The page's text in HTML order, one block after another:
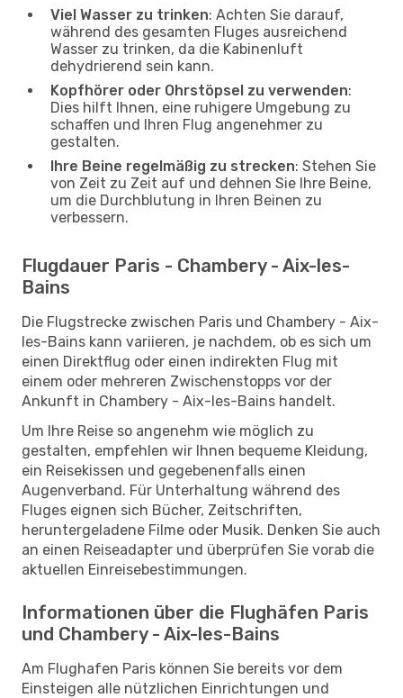
Viel Wasser zu trinken: Achten Sie darauf,
während des gesamten Fluges ausreichend
Wasser zu trinken, da die Kabinenluft
dehydrierend sein kann.
Kopfhörer oder Ohrstöpsel zu verwenden:
Dies hilft Ihnen, eine ruhigere Umgebung zu
schaffen und Ihren Flug angenehmer zu
gestalten.
Ihre Beine regelmäßig zu strecken: Stehen Sie
von Zeit zu Zeit auf und dehnen Sie Ihre Beine,
um die Durchblutung in Ihren Beinen zu
verbessern.
Flugdauer Paris - Chambery - Aix-les-
Bains
Die Flugstrecke zwischen Paris und Chambery - Aix-
les-Bains kann variieren, je nachdem, ob es sich um
einen Direktflug oder einen indirekten Flug mit
einem oder mehreren Zwischenstopps vor der
Ankunft in Chambery - Aix-les-Bains handelt.
Um Ihre Reise so angenehm wie möglich zu
gestalten, empfehlen wir Ihnen bequeme Kleidung,
ein Reisekissen und gegebenenfalls einen
Augenverband. Für Unterhaltung während des
Fluges eignen sich Bücher, Zeitschriften,
heruntergeladene Filme oder Musik. Denken Sie auch
an einen Reiseadapter und überprüfen Sie vorab die
aktuellen Einreisebestimmungen.
Informationen über die Flughäfen Paris
und Chambery - Aix-les-Bains
Am Flughafen Paris können Sie bereits vor dem
Einsteigen alle nützlichen Einrichtungen und